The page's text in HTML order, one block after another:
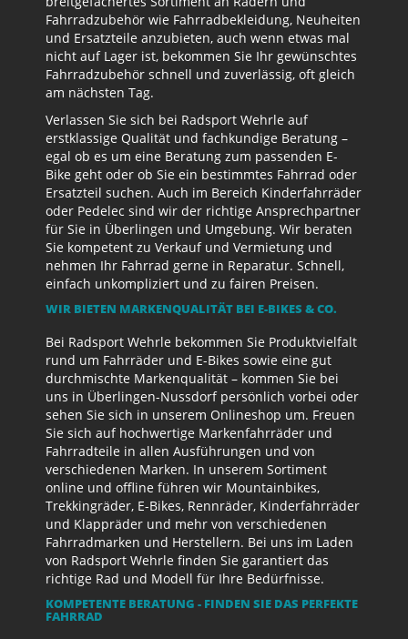
Fahrradzubehör wie Fahrradbekleidung, Neuheiten
und Ersatzteile anzubieten, auch wenn etwas mal
nicht auf Lager ist, bekommen Sie Ihr gewünschtes
Fahrradzubehör schnell und zuverlässig, oft gleich
am nächsten Tag.
Verlassen Sie sich bei Radsport Wehrle auf
erstklassige Qualität und fachkundige Beratung –
egal ob es um eine Beratung zum passenden E-
Bike geht oder ob Sie ein bestimmtes Fahrrad oder
Ersatzteil suchen. Auch im Bereich Kinderfahrräder
oder Pedelec sind wir der richtige Ansprechpartner
für Sie in Überlingen und Umgebung. Wir beraten
Sie kompetent zu Verkauf und Vermietung und
nehmen Ihr Fahrrad gerne in Reparatur. Schnell,
einfach unkompliziert und zu fairen Preisen.
WIR BIETEN MARKENQUALITÄT BEI E-BIKES & CO.
Bei Radsport Wehrle bekommen Sie Produktvielfalt
rund um Fahrräder und E-Bikes sowie eine gut
durchmischte Markenqualität – kommen Sie bei
uns in Überlingen-Nussdorf persönlich vorbei oder
sehen Sie sich in unserem Onlineshop um. Freuen
Sie sich auf hochwertige Markenfahrräder und
Fahrradteile in allen Ausführungen und von
verschiedenen Marken. In unserem Sortiment
online und offline führen wir Mountainbikes,
Trekkingräder, E-Bikes, Rennräder, Kinderfahrräder
und Klappräder und mehr von verschiedenen
Fahrradmarken und Herstellern. Bei uns im Laden
von Radsport Wehrle finden Sie garantiert das
richtige Rad und Modell für Ihre Bedürfnisse.
KOMPETENTE BERATUNG - FINDEN SIE DAS PERFEKTE
FAHRRAD